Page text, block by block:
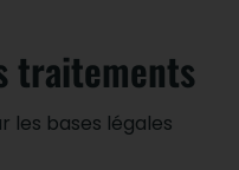
traitements
les bases légales